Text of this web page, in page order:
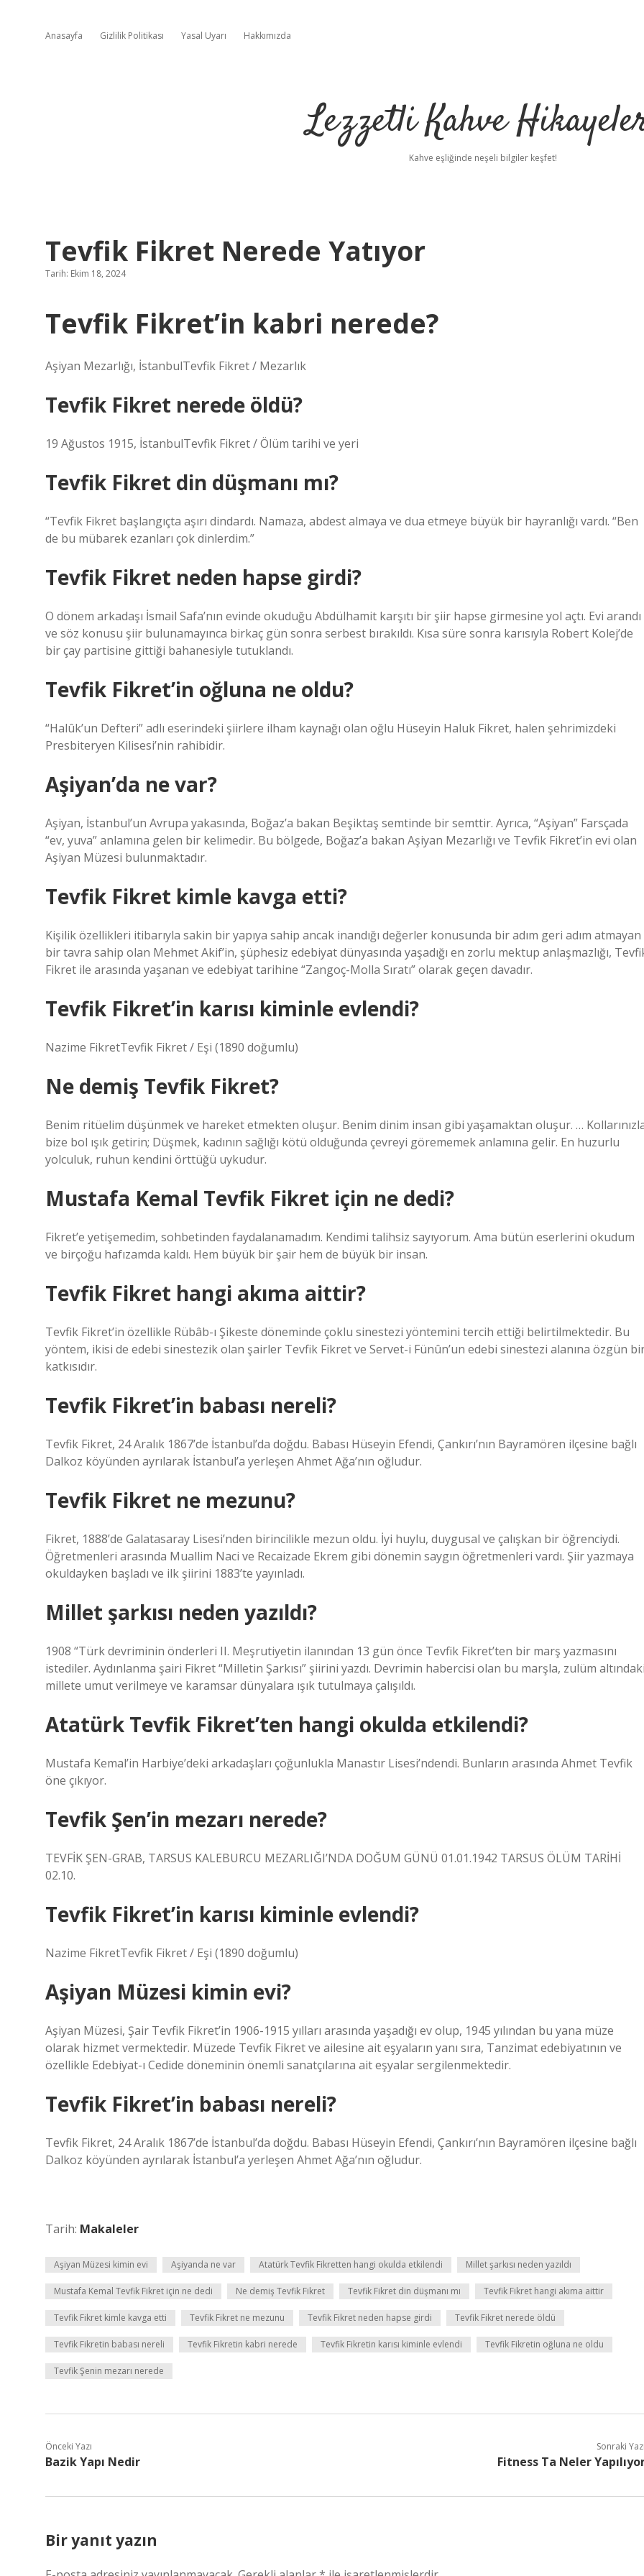
Anasayfa Gizlilik Politikası Yasal Uyarı Hakkımızda
Lezzetli Kahve
Kahve eşliğinde neşeli bilgiler keşfet!
Tevfik Fikret Nerede Yatıyor
Tarih: Ekim 18, 2024
Tevfik Fikret’in kabri nerede?
Aşiyan Mezarlığı, İstanbulTevfik Fikret / Mezarlık
Tevfik Fikret nerede öldü?
19 Ağustos 1915, İstanbulTevfik Fikret / Ölüm tarihi ve yeri
Tevfik Fikret din düşmanı mı?
“Tevfik Fikret başlangıçta aşırı dindardı. Namaza, abdest almaya ve dua etmeye büyük bir hayranlığı vardı. “Ben
de bu mübarek ezanları çok dinlerdim.”
Tevfik Fikret neden hapse girdi?
O dönem arkadaşı İsmail Safa’nın evinde okuduğu Abdülhamit karşıtı bir şiir hapse girmesine yol açtı. Evi arandı
ve söz konusu şiir bulunamayınca birkaç gün sonra serbest bırakıldı. Kısa süre sonra karısıyla Robert Kolej’de
bir çay partisine gittiği bahanesiyle tutuklandı.
Tevfik Fikret’in oğluna ne oldu?
“Halûk’un Defteri” adlı eserindeki şiirlere ilham kaynağı olan oğlu Hüseyin Haluk Fikret, halen şehrimizdeki
Presbiteryen Kilisesi’nin rahibidir.
Aşiyan’da ne var?
Aşiyan, İstanbul’un Avrupa yakasında, Boğaz’a bakan Beşiktaş semtinde bir semttir. Ayrıca, “Aşiyan” Farsçada
“ev, yuva” anlamına gelen bir kelimedir. Bu bölgede, Boğaz’a bakan Aşiyan Mezarlığı ve Tevfik Fikret’in evi olan
Aşiyan Müzesi bulunmaktadır.
Tevfik Fikret kimle kavga etti?
Kişilik özellikleri itibarıyla sakin bir yapıya sahip ancak inandığı değerler konusunda bir adım geri adım atmayan
bir tavra sahip olan Mehmet Akif’in, şüphesiz edebiyat dünyasında yaşadığı en zorlu mektup anlaşmazlığı,
Fikret ile arasında yaşanan ve edebiyat tarihine “Zangoç-Molla Sıratı” olarak geçen davadır.
Tevfik Fikret’in karısı kiminle evlendi?
Nazime FikretTevfik Fikret / Eşi (1890 doğumlu)
Ne demiş Tevfik Fikret?
Benim ritüelim düşünmek ve hareket etmekten oluşur. Benim dinim insan gibi yaşamaktan oluşur. …
bize bol ışık getirin; Düşmek, kadının sağlığı kötü olduğunda çevreyi görememek anlamına gelir. En huzurlu
yolculuk, ruhun kendini örttüğü uykudur.
Mustafa Kemal Tevfik Fikret için ne dedi?
Fikret’e yetişemedim, sohbetinden faydalanamadım. Kendimi talihsiz sayıyorum. Ama bütün eserlerini okudum
ve birçoğu hafızamda kaldı. Hem büyük bir şair hem de büyük bir insan.
Tevfik Fikret hangi akıma aittir?
Tevfik Fikret’in özellikle Rübâb-ı Şikeste döneminde çoklu sinestezi yöntemini tercih ettiği belirtilmektedir. Bu
yöntem, ikisi de edebi sinestezik olan şairler Tevfik Fikret ve Servet-i Fünûn’un edebi sinestezi alanına özgün
katkısıdır.
Tevfik Fikret’in babası nereli?
Tevfik Fikret, 24 Aralık 1867’de İstanbul’da doğdu. Babası Hüseyin Efendi, Çankırı’nın Bayramören ilçesine bağlı
Dalkoz köyünden ayrılarak İstanbul’a yerleşen Ahmet Ağa’nın oğludur.
Tevfik Fikret ne mezunu?
Fikret, 1888’de Galatasaray Lisesi’nden birincilikle mezun oldu. İyi huylu, duygusal ve çalışkan bir öğrenciydi.
Öğretmenleri arasında Muallim Naci ve Recaizade Ekrem gibi dönemin saygın öğretmenleri vardı. Şiir yazmaya
okuldayken başladı ve ilk şiirini 1883’te yayınladı.
Millet şarkısı neden yazıldı?
1908 “Türk devriminin önderleri II. Meşrutiyetin ilanından 13 gün önce Tevfik Fikret’ten bir marş yazmasını
istediler. Aydınlanma şairi Fikret “Milletin Şarkısı” şiirini yazdı. Devrimin habercisi olan bu marşla, zulüm
millete umut verilmeye ve karamsar dünyalara ışık tutulmaya çalışıldı.
Atatürk Tevfik Fikret’ten hangi okulda etkilendi?
Mustafa Kemal’in Harbiye’deki arkadaşları çoğunlukla Manastır Lisesi’ndendi. Bunların arasında Ahmet Tevfik
öne çıkıyor.
Tevfik Şen’in mezarı nerede?
TEVFİK ŞEN-GRAB, TARSUS KALEBURCU MEZARLIĞI’NDA DOĞUM GÜNÜ 01.01.1942 TARSUS ÖLÜM TARİHİ
02.10.
Tevfik Fikret’in karısı kiminle evlendi?
Nazime FikretTevfik Fikret / Eşi (1890 doğumlu)
Aşiyan Müzesi kimin evi?
Aşiyan Müzesi, Şair Tevfik Fikret’in 1906-1915 yılları arasında yaşadığı ev olup, 1945 yılından bu yana müze
olarak hizmet vermektedir. Müzede Tevfik Fikret ve ailesine ait eşyaların yanı sıra, Tanzimat edebiyatının ve
özellikle Edebiyat-ı Cedide döneminin önemli sanatçılarına ait eşyalar sergilenmektedir.
Tevfik Fikret’in babası nereli?
Tevfik Fikret, 24 Aralık 1867’de İstanbul’da doğdu. Babası Hüseyin Efendi, Çankırı’nın Bayramören ilçesine bağlı
Dalkoz köyünden ayrılarak İstanbul’a yerleşen Ahmet Ağa’nın oğludur.
Tarih: Makaleler
Aşiyan Müzesi kimin evi Aşiyanda ne var Atatürk Tevfik Fikretten hangi okulda etkilendi Millet şarkısı neden yazıldı
Mustafa Kemal Tevfik Fikret için ne dedi Ne demiş Tevfik Fikret Tevfik Fikret din düşmanı mı Tevfik Fikret hangi akıma aittir
Tevfik Fikret kimle kavga etti Tevfik Fikret ne mezunu Tevfik Fikret neden hapse girdi Tevfik Fikret nerede öldü
Tevfik Fikretin babası nereli Tevfik Fikretin kabri nerede Tevfik Fikretin karısı kiminle evlendi Tevfik Fikretin oğluna ne oldu
Tevfik Şenin mezarı nerede
Önceki Yazı
Bazik Yapı Nedir
Sonraki
Fitness Ta Neler
Bir yanıt yazın